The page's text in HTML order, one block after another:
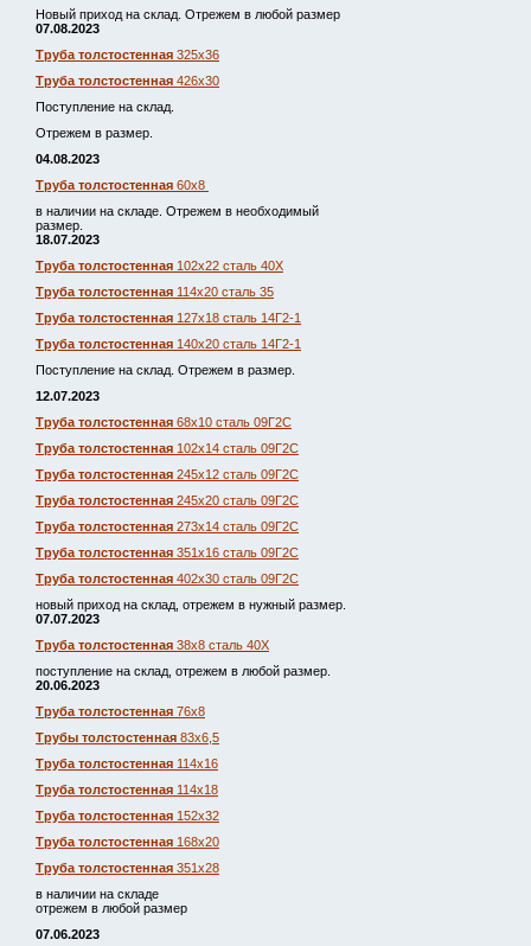
Новый приход на склад. Отрежем в любой размер
07.08.2023
Труба толстостенная 325х36
Труба толстостенная 426х30
Поступление на склад.
Отрежем в размер.
04.08.2023
Труба толстостенная 60х8
в наличии на складе. Отрежем в необходимый
размер.
18.07.2023
Труба толстостенная 102х22 сталь 40Х
Труба толстостенная 114х20 сталь 35
Труба толстостенная 127х18 сталь 14Г2-1
Труба толстостенная 140х20 сталь 14Г2-1
Поступление на склад. Отрежем в размер.
12.07.2023
Труба толстостенная 68х10 сталь 09Г2С
Труба толстостенная 102х14 сталь 09Г2С
Труба толстостенная 245х12 сталь 09Г2С
Труба толстостенная 245х20 сталь 09Г2С
Труба толстостенная 273х14 сталь 09Г2С
Труба толстостенная 351х16 сталь 09Г2С
Труба толстостенная 402х30 сталь 09Г2С
новый приход на склад, отрежем в нужный размер.
07.07.2023
Труба толстостенная 38х8 сталь 40Х
поступление на склад, отрежем в любой размер.
20.06.2023
Труба толстостенная 76х8
Трубы толстостенная 83х6,5
Труба толстостенная 114х16
Труба толстостенная 114х18
Труба толстостенная 152х32
Труба толстостенная 168х20
Труба толстостенная 351х28
в наличии на складе
отрежем в любой размер
07.06.2023